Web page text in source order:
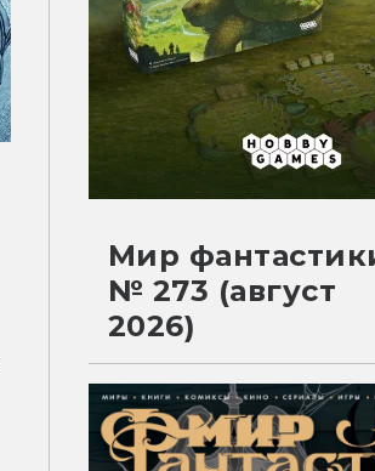
Мир
№ 273 (август
2026)